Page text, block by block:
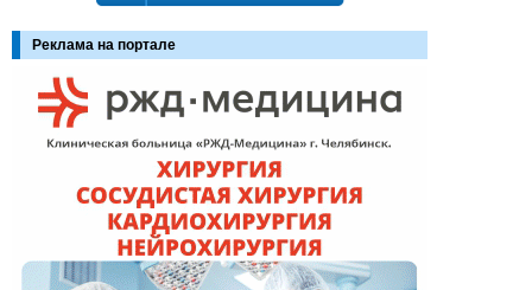
Реклама на портале